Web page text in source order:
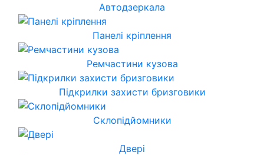
Автодзеркала
Панелі кріплення
Ремчастини кузова
Підкрилки захисти бризговики
Склопідйомники
Двері